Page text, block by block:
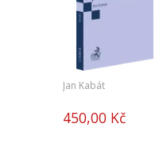
Jan Kabát
450,00 Kč